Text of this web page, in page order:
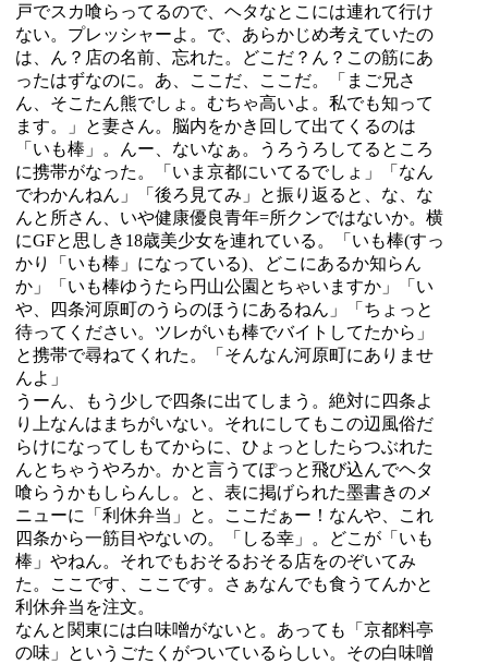
戸でスカ喰らってるので、ヘタなとこには連れて行け
ない。プレッシャーよ。で、あらかじめ考えていたの
は、ん？店の名前、忘れた。どこだ？ん？この筋にあ
ったはずなのに。あ、ここだ、ここだ。「まご兄さ
ん、そこたん熊でしょ。むちゃ高いよ。私でも知って
ます。」と妻さん。脳内をかき回して出てくるのは
「いも棒」。んー、ないなぁ。うろうろしてるところ
に携帯がなった。「いま京都にいてるでしょ」「なん
でわかんねん」「後ろ見てみ」と振り返ると、な、な
んと所さん、いや健康優良青年=所クンではないか。横
にGFと思しき18歳美少女を連れている。「いも棒(すっ
かり「いも棒」になっている)、どこにあるか知らん
か」「いも棒ゆうたら円山公園とちゃいますか」「い
や、四条河原町のうらのほうにあるねん」「ちょっと
待ってください。ツレがいも棒でバイトしてたから」
と携帯で尋ねてくれた。「そんなん河原町にありませ
んよ」
うーん、もう少しで四条に出てしまう。絶対に四条よ
り上なんはまちがいない。それにしてもこの辺風俗だ
らけになってしもてからに、ひょっとしたらつぶれた
んとちゃうやろか。かと言うてぽっと飛び込んでヘタ
喰らうかもしらんし。と、表に掲げられた墨書きのメ
ニューに「利休弁当」と。ここだぁー！なんや、これ
四条から一筋目やないの。「しる幸」。どこが「いも
棒」やねん。それでもおそるおそる店をのぞいてみ
た。ここです、ここです。さぁなんでも食うてんかと
利休弁当を注文。
なんと関東には白味噌がないと。あっても「京都料亭
の味」というごたくがついているらしい。その白味噌